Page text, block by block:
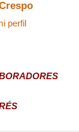
perfil